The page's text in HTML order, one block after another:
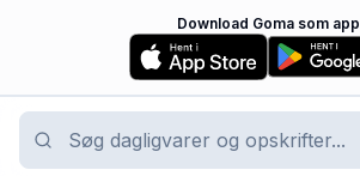
Download Goma som app